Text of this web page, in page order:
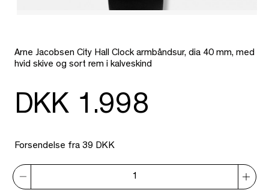
Arne Jacobsen City Hall Clock armbåndsur, dia 40 mm, med
hvid skive og sort rem i kalveskind
DKK 1.998
Forsendelse fra 39 DKK